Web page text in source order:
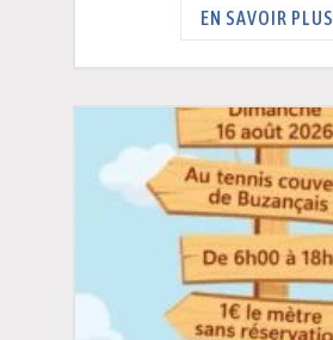
EN SAVOIR PLUS